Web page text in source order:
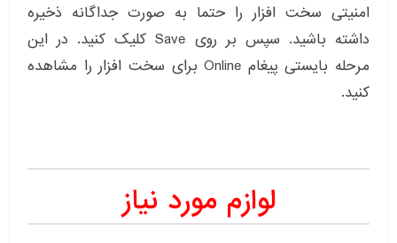
امنیتی سخت افزار را حتما به صورت جداگانه ذخیره
داشته باشید. سپس بر روی Save کلیک کنید. در این
مرحله بایستی پیغام Online برای سخت افزار را مشاهده
کنید.
لوازم مورد نیاز